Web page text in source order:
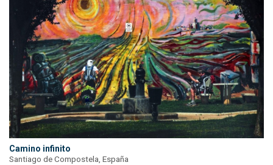
Camino infinito
Santiago de Compostela, España